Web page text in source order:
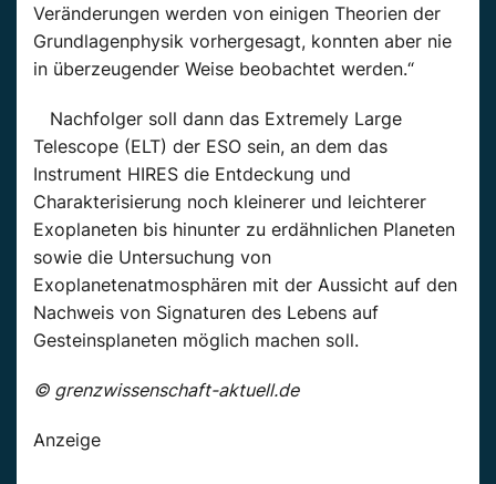
Veränderungen werden von einigen Theorien der
Grundlagenphysik vorhergesagt, konnten aber nie
in überzeugender Weise beobachtet werden.“
Nachfolger soll dann das Extremely Large
Telescope (ELT) der ESO sein, an dem das
Instrument HIRES die Entdeckung und
Charakterisierung noch kleinerer und leichterer
Exoplaneten bis hinunter zu erdähnlichen Planeten
sowie die Untersuchung von
Exoplanetenatmosphären mit der Aussicht auf den
Nachweis von Signaturen des Lebens auf
Gesteinsplaneten möglich machen soll.
© grenzwissenschaft-aktuell.de
Anzeige